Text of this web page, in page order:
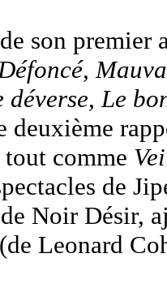
son premier
déverse, Le
deuxième
comme
de
de Noir Désir,
(de Leonard